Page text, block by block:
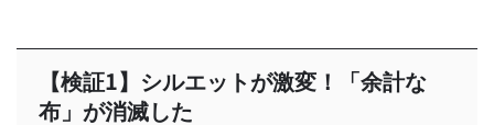
【検証1】シルエットが激変！「余計な
布」が消滅した